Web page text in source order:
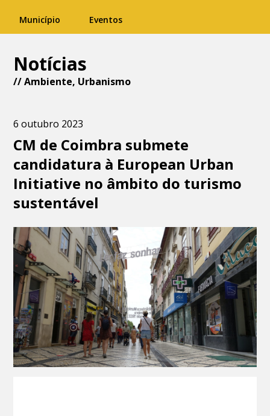
Município Eventos
Notícias
//Ambiente, Urbanismo
6 outubro 2023
CM de Coimbra submete
candidatura à European Urban
Initiative no âmbito do turismo
sustentável